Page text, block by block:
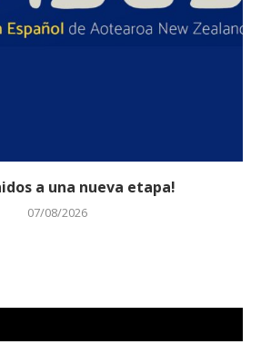
a una nueva etapa!
07/08/2026